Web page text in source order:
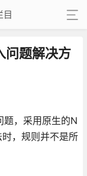
目
题解决方
，采用原生的N
，规则并不是所